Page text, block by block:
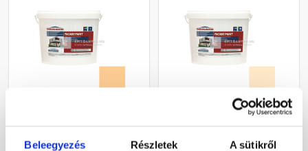
Beleegyezés Részletek A sütikről
homlokzatfesték 05-D 5 l
homlokzatfesték 01-F 16 l